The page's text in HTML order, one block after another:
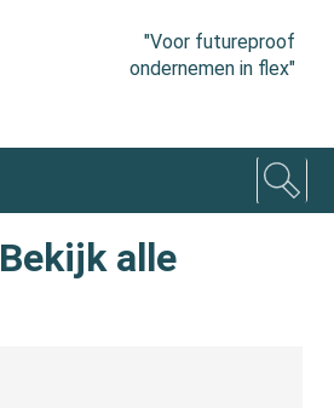
"Voor futureproof
ondernemen in flex"
Bekijk alle